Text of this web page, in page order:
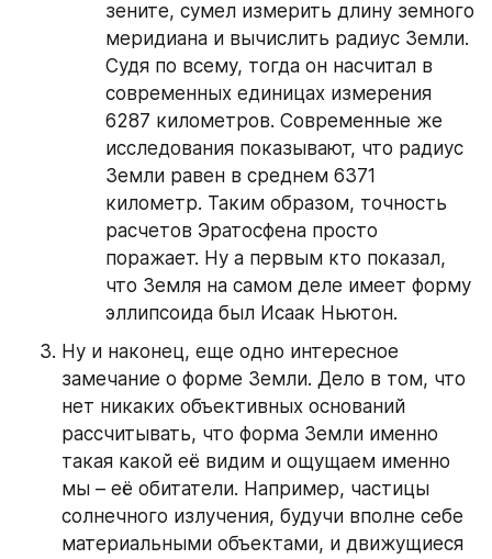
зените, сумел измерить длину земного
меридиана и вычислить радиус Земли.
Судя по всему, тогда он насчитал в
современных единицах измерения
6287 километров. Современные же
исследования показывают, что радиус
Земли равен в среднем 6371
километр. Таким образом, точность
расчетов Эратосфена просто
поражает. Ну а первым кто показал,
что Земля на самом деле имеет форму
эллипсоида был Исаак Ньютон.
Ну и наконец, еще одно интересное
замечание о форме Земли. Дело в том, что
нет никаких объективных оснований
рассчитывать, что форма Земли именно
такая какой её видим и ощущаем именно
мы – её обитатели. Например, частицы
солнечного излучения, будучи вполне себе
материальными объектами, и движущиеся